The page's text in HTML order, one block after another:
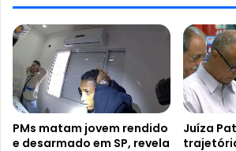
PMs matam jovem rendido
e desarmado em SP, revela
Juíza